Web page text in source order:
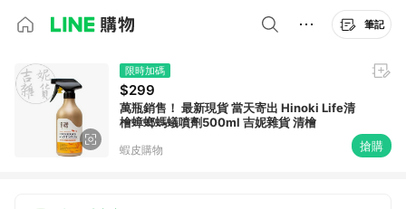
筆記
限時加碼
$299
萬瓶銷售！ 最新現貨 當天寄出 Hinoki Life清
檜蟑螂螞蟻噴劑500ml 吉妮雜貨 清檜
蝦皮購物 搶購